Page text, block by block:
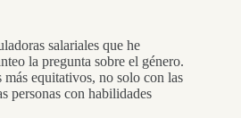
salariales que he
la pregunta sobre el género.
más equitativos, no solo con las
personas con habilidades